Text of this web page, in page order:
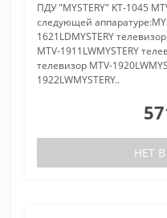
ПДУ "MYSTERY" KT-1045
следующей
1621LDMYSTERY
MTV-1911LWMYSTERY
телевизор MTV-
1922LWMYSTERY..
НЕТ